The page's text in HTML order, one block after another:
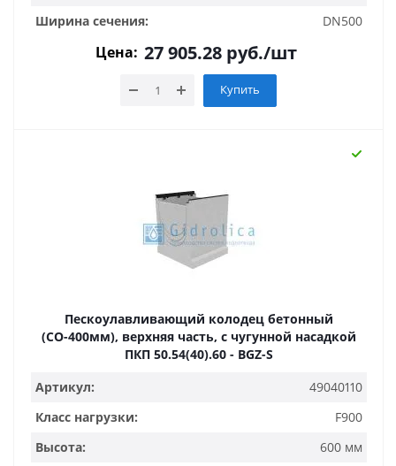
Ширина сечения:
DN500
Цена: 27 905.28руб./шт
Купить
Пескоулавливающий колодец бетонный
(СО-400мм), верхняя часть, с чугунной насадкой
ПКП 50.54(40).60 - BGZ-S
Артикул:
49040110
Класс нагрузки:
F900
Высота:
600 мм